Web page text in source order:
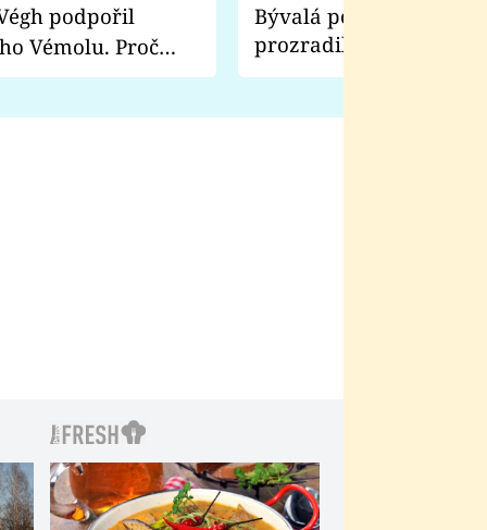
Vémolu. Proč
zápasit s ním než
Bývalá pornoherečka
prozradila, co ji
natáčení Euforie.